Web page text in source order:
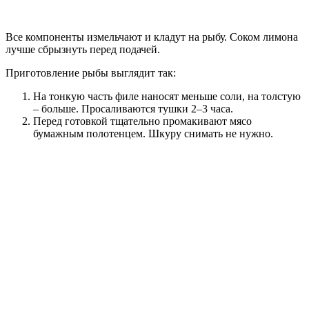
Все компоненты измельчают и кладут на рыбу. Соком лимона
лучше сбрызнуть перед подачей.
Приготовление рыбы выглядит так:
На тонкую часть филе наносят меньше соли, на толстую
– больше. Просаливаются тушки 2–3 часа.
Перед готовкой тщательно промакивают мясо
бумажным полотенцем. Шкуру снимать не нужно.